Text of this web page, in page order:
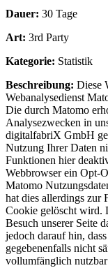
Dauer: 30 Tage
Art: 3rd Party
Kategorie: Statistik
Beschreibung: Diese
Webanalysedienst
Die durch Matomo
Analysezwecken in
digitalfabriX GmbH
Nutzung Ihrer Daten
Funktionen hier
Webbrowser ein Opt-
Matomo
hat dies allerdings zur
Cookie gelöscht wird.
Besuch unserer Seite
jedoch darauf hin,
gegebenenfalls nicht
vollumfänglich